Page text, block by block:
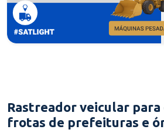
Rastreador veicular para
frotas de prefeituras e